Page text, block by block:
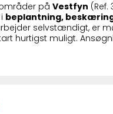
påVestfyn
beplantning,
selvstændigt, er
hurtigst muligt.